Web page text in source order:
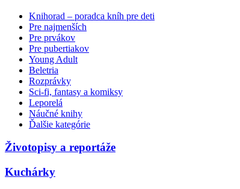
Knihorad – poradca kníh pre deti
Pre najmenších
Pre prvákov
Pre pubertiakov
Young Adult
Beletria
Rozprávky
Sci-fi, fantasy a komiksy
Leporelá
Náučné knihy
Ďalšie kategórie
Životopisy a reportáže
Kuchárky